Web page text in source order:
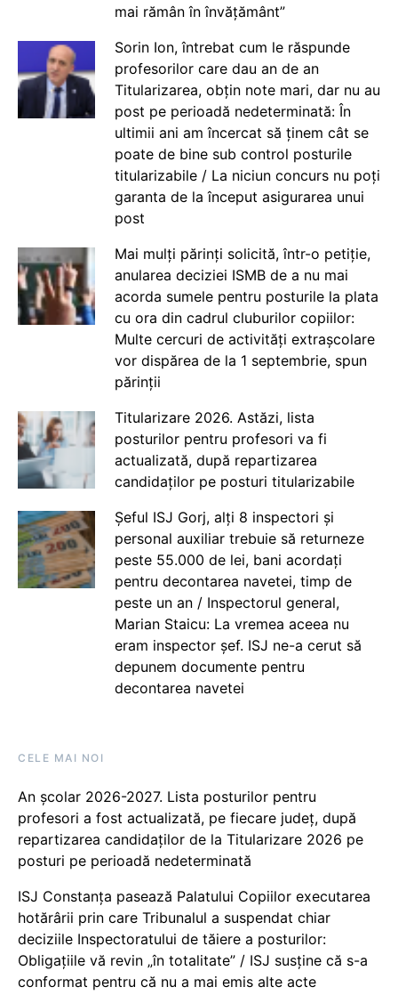
mai rămân în învățământ”
Sorin Ion, întrebat cum le răspunde
profesorilor care dau an de an
Titularizarea, obțin note mari, dar nu au
post pe perioadă nedeterminată: În
ultimii ani am încercat să ținem cât se
poate de bine sub control posturile
titularizabile / La niciun concurs nu poți
garanta de la început asigurarea unui
post
Mai mulți părinți solicită, într-o petiție,
anularea deciziei ISMB de a nu mai
acorda sumele pentru posturile la plata
cu ora din cadrul cluburilor copiilor:
Multe cercuri de activități extrașcolare
vor dispărea de la 1 septembrie, spun
părinții
Titularizare 2026. Astăzi, lista
posturilor pentru profesori va fi
actualizată, după repartizarea
candidaților pe posturi titularizabile
Șeful ISJ Gorj, alți 8 inspectori și
personal auxiliar trebuie să returneze
peste 55.000 de lei, bani acordați
pentru decontarea navetei, timp de
peste un an / Inspectorul general,
Marian Staicu: La vremea aceea nu
eram inspector șef. ISJ ne-a cerut să
depunem documente pentru
decontarea navetei
CELE MAI NOI
An școlar 2026-2027. Lista posturilor pentru
profesori a fost actualizată, pe fiecare județ, după
repartizarea candidaților de la Titularizare 2026 pe
posturi pe perioadă nedeterminată
ISJ Constanța pasează Palatului Copiilor executarea
hotărârii prin care Tribunalul a suspendat chiar
deciziile Inspectoratului de tăiere a posturilor:
Obligațiile vă revin „în totalitate” / ISJ susține că s-a
conformat pentru că nu a mai emis alte acte